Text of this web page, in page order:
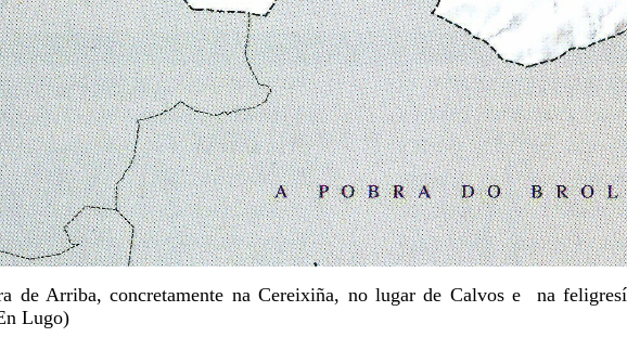
de Arriba, concretamente na Cereixiña, no lugar de Calvos e na
Lugo)